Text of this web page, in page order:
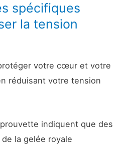
spécifiques
la tension
votre cœur et votre
réduisant votre tension
indiquent que des
la gelée royale